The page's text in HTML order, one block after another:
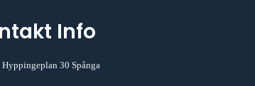
Info
Hyppingeplan 30 Spånga